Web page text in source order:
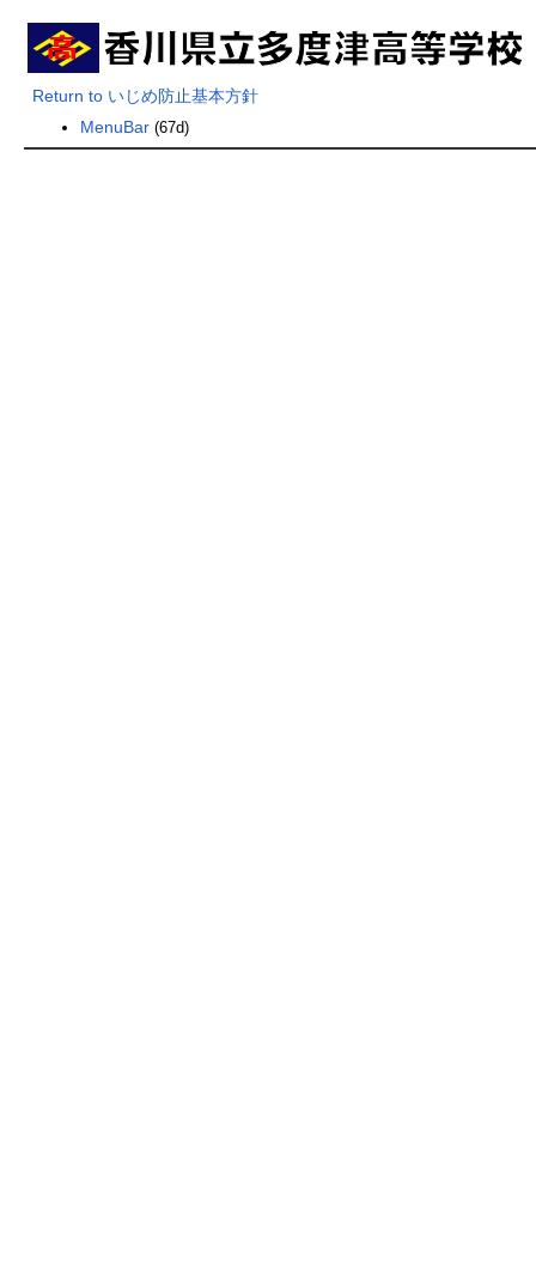
Return to いじめ防止基本方針
MenuBar(67d)